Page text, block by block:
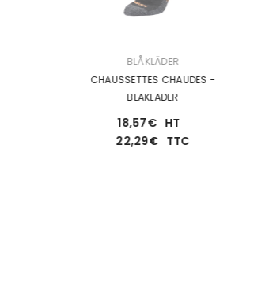
DISTRIBUTEUR :BLÅKLÄDER
CHAUSSETTES CHAUDES -
BLAKLADER
18,57€ HT
22,29€
TTC